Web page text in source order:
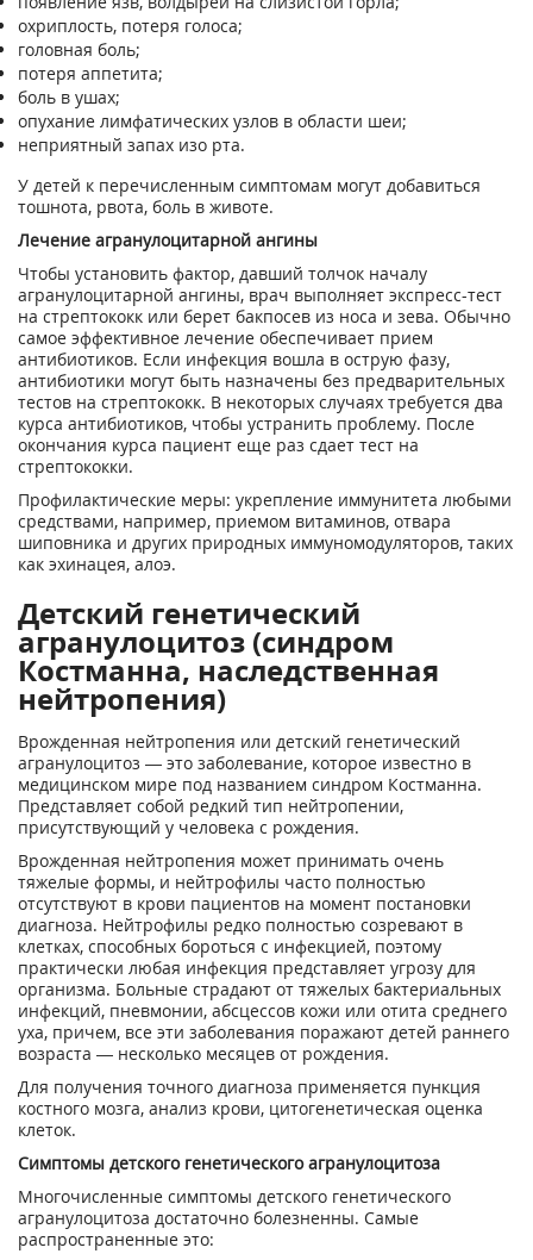
охриплость, потеря голоса;
головная боль;
потеря аппетита;
боль в ушах;
опухание лимфатических узлов в области шеи;
неприятный запах изо рта.
У детей к перечисленным симптомам могут добавиться
тошнота, рвота, боль в животе.
Лечение агранулоцитарной ангины
Чтобы установить фактор, давший толчок началу
агранулоцитарной ангины, врач выполняет экспресс-тест
на стрептококк или берет бакпосев из носа и зева. Обычно
самое эффективное лечение обеспечивает прием
антибиотиков. Если инфекция вошла в острую фазу,
антибиотики могут быть назначены без предварительных
тестов на стрептококк. В некоторых случаях требуется два
курса антибиотиков, чтобы устранить проблему. После
окончания курса пациент еще раз сдает тест на
стрептококки.
Профилактические меры: укрепление иммунитета любыми
средствами, например, приемом витаминов, отвара
шиповника и других природных иммуномодуляторов, таких
как эхинацея, алоэ.
Детский генетический
агранулоцитоз (синдром
Костманна, наследственная
нейтропения)
Врожденная нейтропения или детский генетический
агранулоцитоз — это заболевание, которое известно в
медицинском мире под названием синдром Костманна.
Представляет собой редкий тип нейтропении,
присутствующий у человека с рождения.
Врожденная нейтропения может принимать очень
тяжелые формы, и нейтрофилы часто полностью
отсутствуют в крови пациентов на момент постановки
диагноза. Нейтрофилы редко полностью созревают в
клетках, способных бороться с инфекцией, поэтому
практически любая инфекция представляет угрозу для
организма. Больные страдают от тяжелых бактериальных
инфекций, пневмонии, абсцессов кожи или отита среднего
уха, причем, все эти заболевания поражают детей раннего
возраста — несколько месяцев от рождения.
Для получения точного диагноза применяется пункция
костного мозга, анализ крови, цитогенетическая оценка
клеток.
Симптомы детского генетического агранулоцитоза
Многочисленные симптомы детского генетического
агранулоцитоза достаточно болезненны. Самые
распространенные это: